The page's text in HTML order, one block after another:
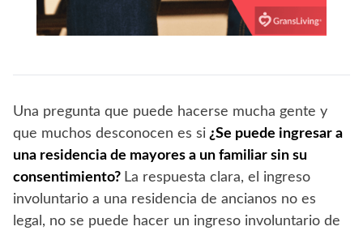
Una pregunta que puede hacerse mucha gente y
que muchos desconocen es si ¿Se puede ingresar a
una residencia de mayores a un familiar sin su
consentimiento? La respuesta clara, el ingreso
involuntario a una residencia de ancianos no es
legal, no se puede hacer un ingreso involuntario de